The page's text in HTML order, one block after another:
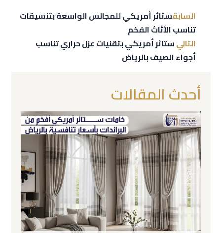
السابقستائر أمريكي للمجالس الواسعة بتنسيقات
تناسب الأثاث الفخم
التاليستائر أمريكي بتقنيات عزل حراري تناسب
أجواء الصيف بالرياض
أحدث المقالات